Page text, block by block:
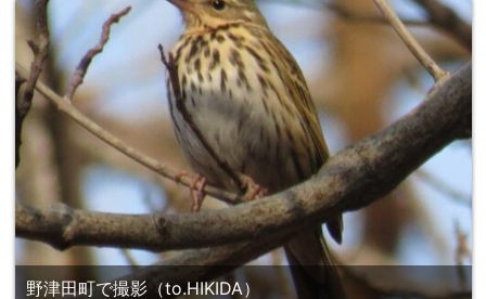
野津田町で撮影（to.HIKIDA）